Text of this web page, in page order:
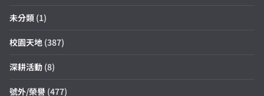
未分類 (1)
校園天地 (387)
深耕活動 (8)
號外/榮譽 (477)